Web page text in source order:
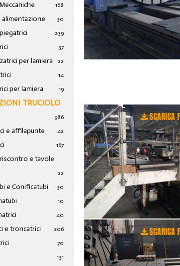
168
alimentazione 30
239
37
per lamiera 22
14
per lamiera 19
TRUCIOLO
986
e affilapunte 42
167
e tavole
22
e Conificatubi 30
10
40
e troncatrici 206
70
131
SCARICA
SCARICA